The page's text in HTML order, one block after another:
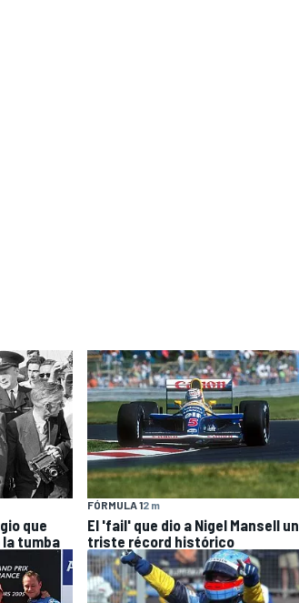
que
la tumba
FÓRMULA 12 m
El 'fail' que dio a Nigel Mansell un
triste récord histórico